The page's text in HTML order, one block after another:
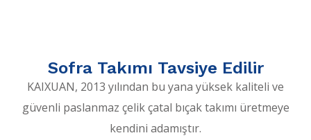
Sofra Takımı Tavsiye Edilir
KAIXUAN, 2013 yılından bu yana yüksek kaliteli ve
güvenli paslanmaz çelik çatal bıçak takımı üretmeye
kendini adamıştır.